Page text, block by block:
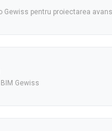
Gewiss pentru proiectarea
Gewiss